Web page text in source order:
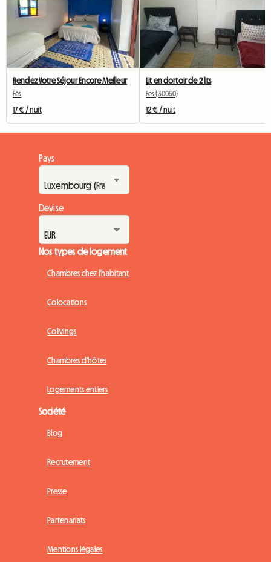
Rendez Votre Séjour Encore Meilleur
Fès
17 € / nuit
Lit en dortoir de 2 lits
Fes (30050)
12 € / nuit
Pays
Devise
Nos types de logement
Chambres chez l'habitant
Colocations
Colivings
Chambres d'hôtes
Logements entiers
Société
Blog
Recrutement
Presse
Partenariats
Mentions légales